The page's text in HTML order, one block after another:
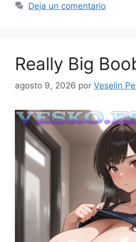
Deja un comentario
Really Big
agosto 9, 2026 por Veselin